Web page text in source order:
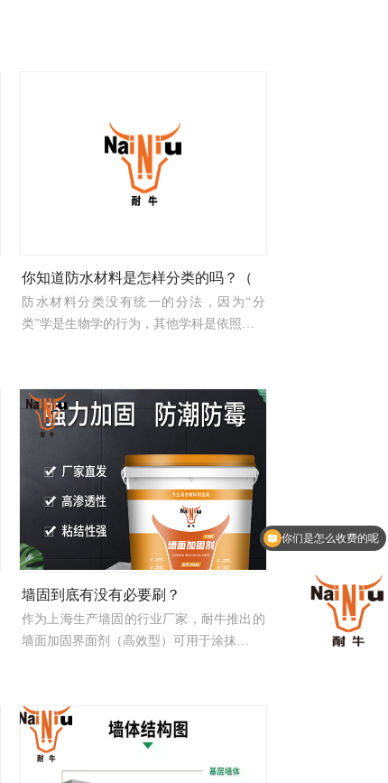
你知道防水材料是怎样分类的吗？（
防水材料分类没有统一的分法，因为“分
类”学是生物学的行为，其他学科是依照…
墙固到底有没有必要刷？
作为上海生产墙固的行业厂家，耐牛推出的
墙面加固界面剂（高效型）可用于涂抹…
你们是怎么收费的呢